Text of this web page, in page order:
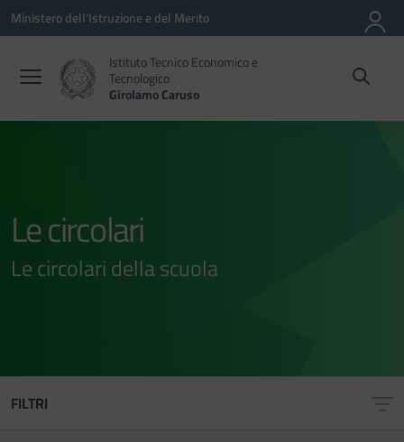
Vai ai contenuti
Vai al menu di navigazione
Vai al footer
Ministero dell'Istruzione e del Merito
Istituto Tecnico Economico e
Tecnologico
Girolamo Caruso
Le circolari
Le circolari della scuola
FILTRI